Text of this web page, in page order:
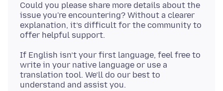
Could you please share more details about the
issue you're encountering? Without a clearer
explanation, it’s difficult for the community to
If English isn’t your first language, feel free to
write in your native language or use a
translation tool. We’ll do our best to